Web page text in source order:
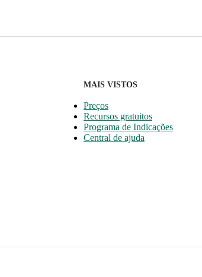
MAIS VISTOS
Preços
Recursos gratuitos
Programa de Indicações
Central de ajuda